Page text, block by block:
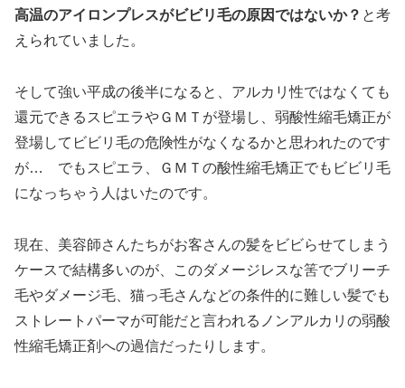
高温のアイロンプレスがビビリ毛の原因ではないか？ と考
えられていました。
そして強い平成の後半になると、アルカリ性ではなくても
還元できるスピエラやＧＭＴが登場し、弱酸性縮毛矯正が
登場してビビリ毛の危険性がなくなるかと思われたのです
が… でもスピエラ、ＧＭＴの酸性縮毛矯正でもビビリ毛
になっちゃう人はいたのです。
現在、美容師さんたちがお客さんの髪をビビらせてしまう
ケースで結構多いのが、このダメージレスな筈でブリーチ
毛やダメージ毛、猫っ毛さんなどの条件的に難しい髪でも
ストレートパーマが可能だと言われるノンアルカリの弱酸
性縮毛矯正剤への過信だったりします。